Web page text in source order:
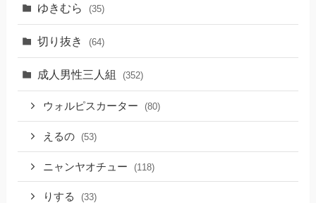
ゆきむら (35)
切り抜き (64)
成人男性三人組 (352)
ウォルピスカーター (80)
えるの (53)
ニャンヤオチュー (118)
りする (33)